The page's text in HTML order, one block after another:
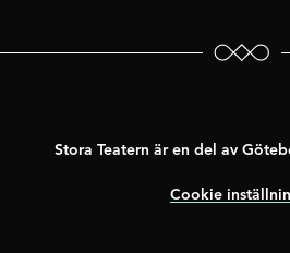
Stora Teatern är en del av
Cookie